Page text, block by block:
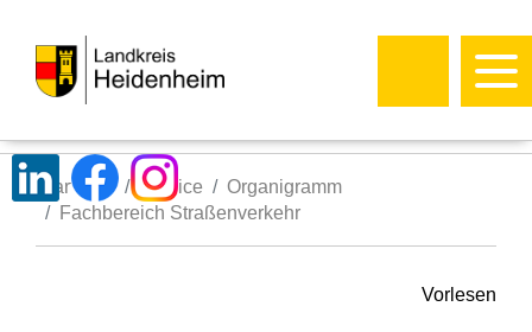
Startseite Service
Organigramm
Fachbereich Straßenverkehr
Vorlesen